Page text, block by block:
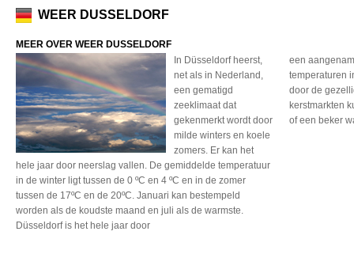
WEER DUSSELDORF
MEER OVER WEER DUSSELDORF
In Düsseldorf heerst,
netals in Nederland,
een gematigd
zeeklimaat dat
gekenmerkt wordt door
milde winters en koele
zomers. Er kan het
hele jaar door neerslag vallen. De gemiddelde temperatuur
in de winter ligt tussen de 0 ºC en 4 ºC en in de zomer
tussen de 17ºC en de 20ºC. Januari kan bestempeld
worden als de koudste maand en juli als de warmste.
Düsseldorfis het hele jaar door
een
temperaturen
door de
kerstmarkten
of een beker